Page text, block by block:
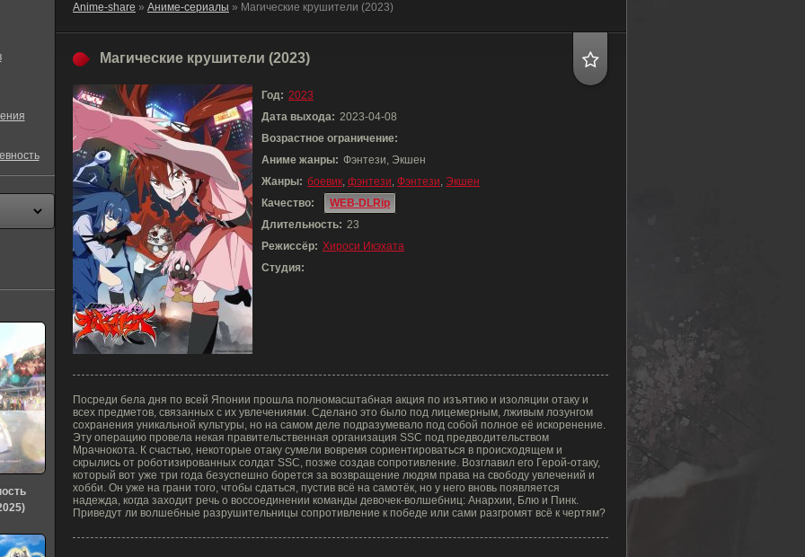
Anime-share » Аниме-сериалы » Магические крушители (2023)
Магические крушители (2023)
Год: 2023
Дата выхода: 2023-04-08
Возрастное ограничение:
Аниме жанры: Фэнтези, Экшен
Жанры: боевик, фэнтези, Фэнтези, Экшен
Качество:
WEB-DLRip
Длительность: 23
Режиссёр: Хироси Икэхата
Студия:
Посреди бела дня по всей Японии прошла полномасштабная акция по изъятию и изоляции отаку и
всех предметов, связанных с их увлечениями. Сделано это было под лицемерным, лживым лозунгом
сохранения уникальной культуры, но на самом деле подразумевало под собой полное её искоренение.
Эту операцию провела некая правительственная организация SSC под предводительством
Мрачнокота. К счастью, некоторые отаку сумели вовремя сориентироваться в происходящем и
скрылись от роботизированных солдат SSC, позже создав сопротивление. Возглавил его Герой-отаку,
который вот уже три года безуспешно борется за возвращение людям права на свободу увлечений и
хобби. Он уже на грани того, чтобы сдаться, пустив всё на самотёк, но у него вновь появляется
надежда, когда заходит речь о воссоединении команды девочек-волшебниц: Анархии, Блю и Пинк.
Приведут ли волшебные разрушительницы сопротивление к победе или сами разгромят всё к чертям?